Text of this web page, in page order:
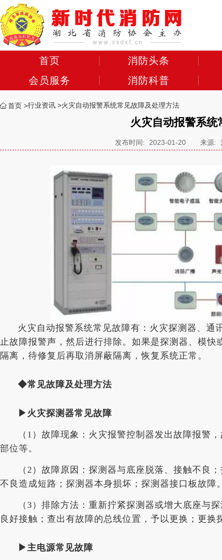
首页
消防头条
会员服务
消防科普
首页 行业资讯 火灾自动报警系统常见故障及处理方法
火灾自动报警系
发布时间: 2023-01-20 来源:
火灾自动报警系统常见故障有：火灾探测器、
止故障报警声，然后进行排除。如果是探测器、模
隔离，待修复后再取消屏蔽隔离，恢复系统正常。
◆常见故障及处理方法
▶火灾探测器常见故障
（1）故障现象：火灾报警控制器发出故障报警
部位等。
（2）故障原因：探测器与底座脱落、接触不良
不良造成短路；探测器本身损坏；探测器接口板故障
（3）排除方法：重新拧紧探测器或增大底座与
良好接触；查出有故障的总线位置，予以更换；更换
▶主电源常见故障